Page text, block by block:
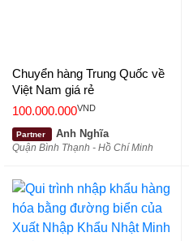
Chuyển hàng Trung Quốc về
Việt Nam giá rẻ
100.000.000VND
Partner Anh Nghĩa
Quận Bình Thạnh - Hồ Chí Minh